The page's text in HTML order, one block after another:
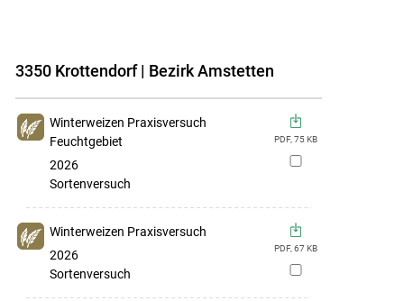
3350 Krottendorf | Bezirk Amstetten
Winterweizen Praxisversuch
Feuchtgebiet
2026
Sortenversuch
PDF,75KB
zur
Winterweizen Praxisversuch
2026
Sortenversuch
PDF,67KB
zur